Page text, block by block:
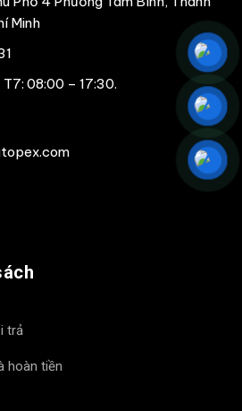
Minh
08:00 – 17:30.
trả
hoàn tiền